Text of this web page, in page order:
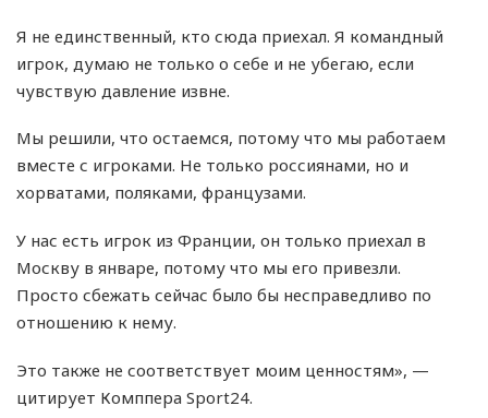
Я не единственный, кто сюда приехал. Я командный
игрок, думаю не только о себе и не убегаю, если
чувствую давление извне.
Мы решили, что остаемся, потому что мы работаем
вместе с игроками. Не только россиянами, но и
хорватами, поляками, французами.
У нас есть игрок из Франции, он только приехал в
Москву в январе, потому что мы его привезли.
Просто сбежать сейчас было бы несправедливо по
отношению к нему.
Это также не соответствует моим ценностям», —
цитирует Комппера Sport24.